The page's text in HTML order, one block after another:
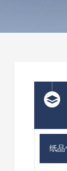
纸品